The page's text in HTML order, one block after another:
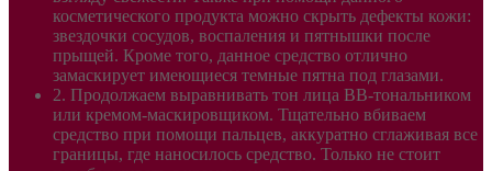
косметического продукта можно скрыть дефекты кожи:
звездочки сосудов, воспаления и пятнышки после
прыщей. Кроме того, данное средство отлично
замаскирует имеющиеся темные пятна под глазами.
2. Продолжаем выравнивать тон лица ВВ-тональником
или кремом-маскировщиком. Тщательно вбиваем
средство при помощи пальцев, аккуратно сглаживая все
границы, где наносилось средство. Только не стоит